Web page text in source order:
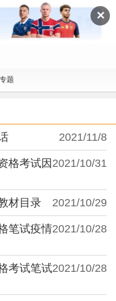
✕
试院
题
2021/11/8
2021/10/31
格考试因
2021/10/29
材目录
2021/10/28
笔试疫情
2021/10/28
考试笔试